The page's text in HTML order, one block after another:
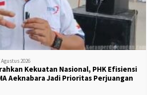
Agustus 2026
Kekuatan Nasional, PHK Efisiensi
Aeknabara Jadi Prioritas Perjuangan